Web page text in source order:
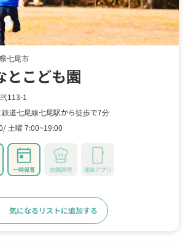
七尾市
とこども園
113-1
鉄道七尾線七尾駅から徒歩で7分
土曜 7:00~19:00
一時保育 自園調理 連絡アプリ
気になるリストに追加する